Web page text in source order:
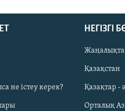
не істеу керек?
НЕГІЗГІ
Қазақстан
Қазақтар -
Орталық